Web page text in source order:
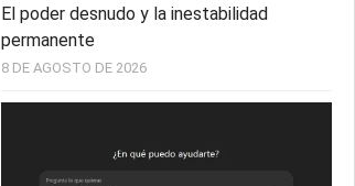
El poder desnudo y la inestabilidad
permanente
8 DE AGOSTO DE 2026